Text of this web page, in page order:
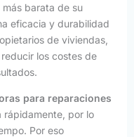
barata de su
eficacia y durabilidad
de viviendas,
los costes de
para reparaciones
rápidamente, por lo
Por eso